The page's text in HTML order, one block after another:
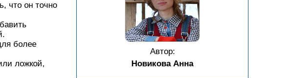
что он точно
более
ложкой,
Автор:
Новикова Анна